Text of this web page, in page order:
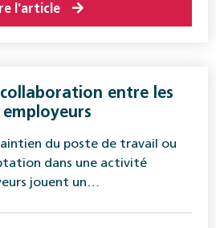
l'article
entre les
du poste de travail ou
dans une activité
jouent un…